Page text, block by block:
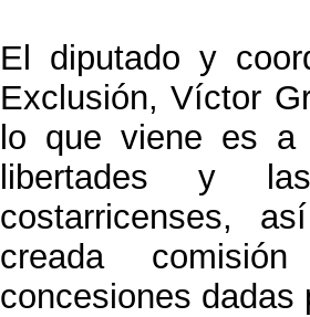
El diputado y
Exclusión, Víctor
lo que viene es a
libertades y
costarricenses,
creada
concesiones dadas